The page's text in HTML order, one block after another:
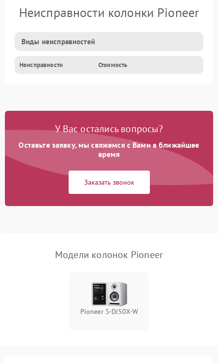
Неисправности колонки Pioneer
Виды неисправностей
Неисправности Стоимость
У Вас остались вопросы?
Оставьте заявку, мы свяжемся с Вами в ближайшее
время
Заказать звонок
Модели колонок Pioneer
Pioneer S-DJ50X-W